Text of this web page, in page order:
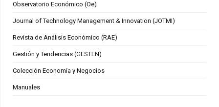
Observatorio Económico (Oe)
Journal of Technology Management & Innovation (JOTMI)
Revista de Análisis Económico (RAE)
Gestión y Tendencias (GESTEN)
Colección Economía y Negocios
Manuales